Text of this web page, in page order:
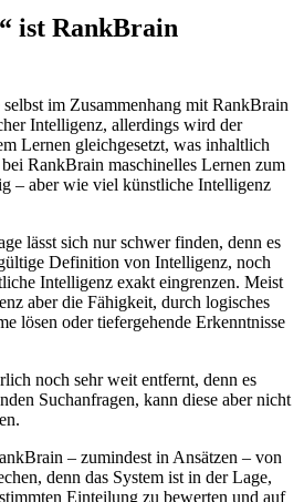
ist RankBrain
im Zusammenhang mit RankBrain
Intelligenz, allerdings wird der
Lernen gleichgesetzt, was inhaltlich
RankBrain maschinelles Lernen zum
– aber wie viel künstliche Intelligenz
lässt sich nur schwer finden, denn es
Definition von Intelligenz, noch
Intelligenz exakt eingrenzen. Meist
aber die Fähigkeit, durch logisches
lösen oder tiefergehende Erkenntnisse
noch sehr weit entfernt, denn es
Suchanfragen, kann diese aber nicht
– zumindest in Ansätzen – von
denn das System ist in der Lage,
Einteilung zu bewerten und auf